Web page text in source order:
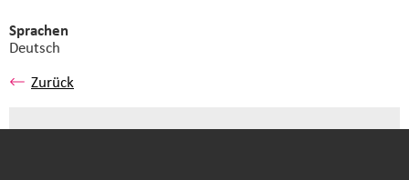
Sprachen
Deutsch
Zurück